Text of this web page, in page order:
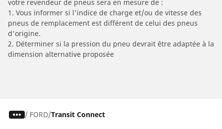
votre revendeur de pneus sera en mesure de :
1. Vous informer si l'indice de charge et/ou de vitesse des
pneus de remplacement est différent de celui des pneus
d'origine.
2. Déterminer si la pression du pneu devrait être adaptée à la
dimension alternative proposée
/ FORD Transit Connect